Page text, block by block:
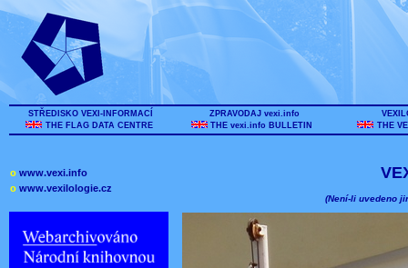
STŘEDISKO VEXI-INFORMACÍ
THE FLAG DATA CENTRE
ZPRAVODAJ vexi.info
THE vexi.info BULLETIN
THE
o www.vexi.info
o www.vexilologie.cz
(Není-li uvedeno